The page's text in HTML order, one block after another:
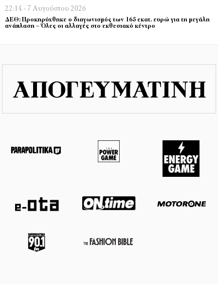
22:14 - 7 Αυγούστου 2026
ΔΕΘ: Προκηρύχθηκε ο διαγωνισμός των 165 εκατ. ευρώ για τη μεγάλη
ανάπλαση – Όλες οι αλλαγές στο εκθεσιακό κέντρο